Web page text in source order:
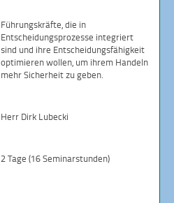
Führungskräfte, die in
Entscheidungsprozesse integriert
sind und ihre Entscheidungsfähigkeit
optimieren wollen, um ihrem Handeln
mehr Sicherheit zu geben.
Herr Dirk Lubecki
2 Tage (16 Seminarstunden)